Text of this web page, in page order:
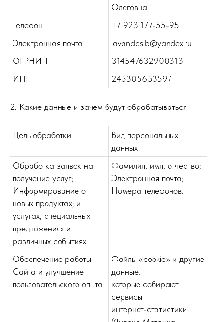
Олеговна
Телефон
+7 923 177-55-95
Электронная почта
lavandasib@yandex.ru
ОГРНИП
314547632900313
ИНН
245305653597
2. Какие данные и зачем будут обрабатываться
Цель обработки
Вид персональных
данных
Обработка заявок на
получение услуг;
Информирование о
новых продуктах; и
услугах, специальных
предложениях и
различных событиях.
Фамилия, имя, отчество;
Электронная почта;
Номера телефонов.
Обеспечение работы
Сайта и улучшение
пользовательского опыта
Файлы «cookie» и другие
данные,
которые собирают
сервисы
интернет-статистики